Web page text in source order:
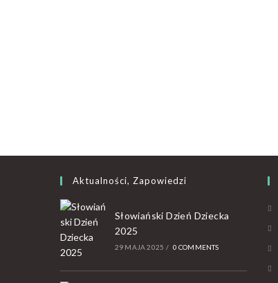
Aktualności, Zapowiedzi
Słowiański Dzień Dziecka
2025
29 MAJA 2025 / 0 COMMENTS